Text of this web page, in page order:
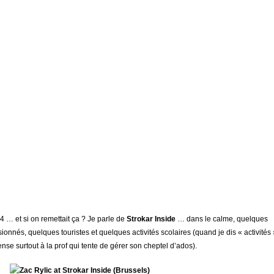
… et si on remettait ça ? Je parle de Strokar Inside … dans le calme, quelques
quelques touristes et quelques activités scolaires (quand je dis « activités
surtout à la prof qui tente de gérer son cheptel d’ados).